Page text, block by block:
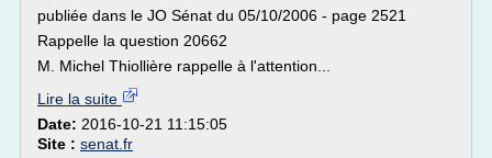
publiée dans le JO Sénat du 05/10/2006 - page 2521
Rappelle la question 20662
M. Michel Thiollière rappelle à l'attention...
Lire la suite
Date: 2016-10-21 11:15:05
Site : senat.fr